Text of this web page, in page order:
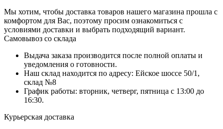
Мы хотим, чтобы доставка товаров нашего магазина прошла с
комфортом для Вас, поэтому просим ознакомиться с
условиями доставки и выбрать подходящий вариант.
Самовывоз со склада
Выдача заказа производится после полной оплаты и
уведомления о готовности.
Наш склад находится по адресу: Ейское шоссе 50/1,
склад №8
График работы: вторник, четверг, пятница с 13:00 до
16:30.
Курьерская доставка